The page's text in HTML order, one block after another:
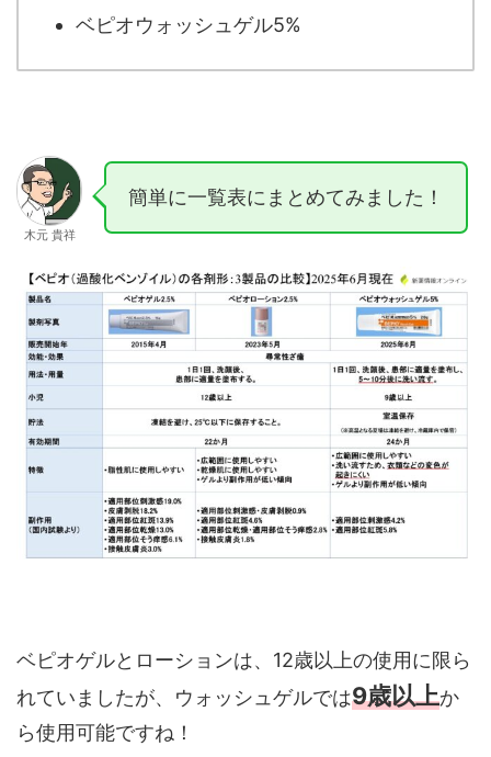
ベピオウォッシュゲル5%
木元 貴祥
簡単に一覧表にまとめてみました！
ベピオゲルとローションは、12歳以上の使用に限ら
れていましたが、ウォッシュゲルでは9歳以上か
ら使用可能ですね！